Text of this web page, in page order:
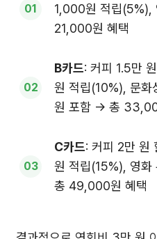
1,000원 적립(5%),
21,000원 혜택
B카드: 커피 1.5만
원 적립(10%), 문화
원 포함 → 총
C카드: 커피 2만 원
원 적립(15%), 영
총 49,000원 혜택